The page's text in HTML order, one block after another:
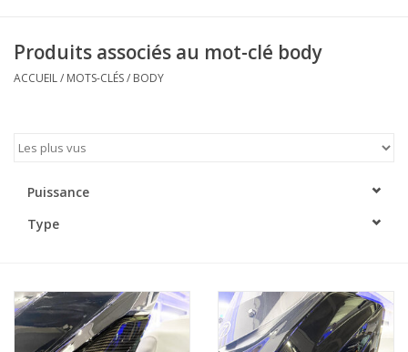
Accessoires
Blog
Produits associés au mot-clé body
ACCUEIL/ MOTS-CLÉS/ BODY
Puissance
Type